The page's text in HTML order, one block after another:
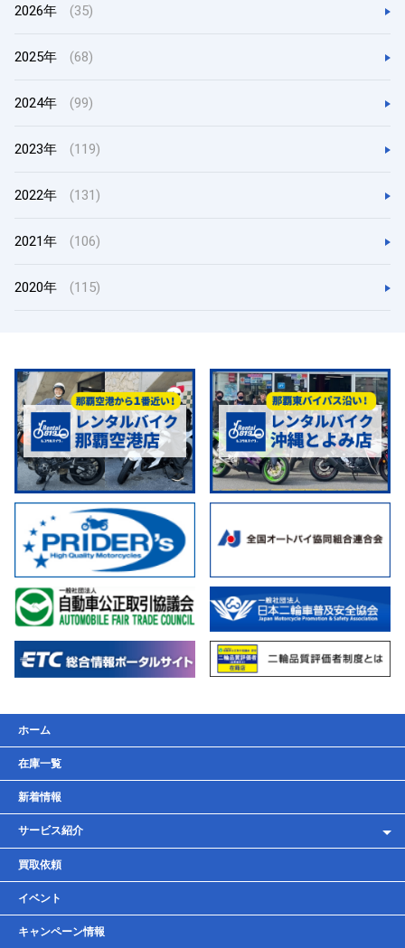
2026年 (35)
2025年 (68)
2024年 (99)
2023年 (119)
2022年 (131)
2021年 (106)
2020年 (115)
ホーム
在庫一覧
新着情報
サービス紹介
レンタルバイク
車検・点検・整備
貸しガレージ
買取依頼
イベント
キャンペーン情報